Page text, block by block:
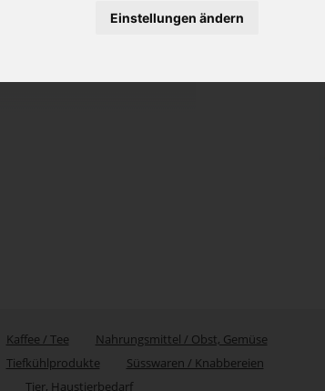
Einstellungen ändern
Kaffee / Tee
Nahrungsmittel / Obst, Gemüse
Tiefkühlprodukte
Süsswaren / Knabbereien
Tier, Haustierbedarf